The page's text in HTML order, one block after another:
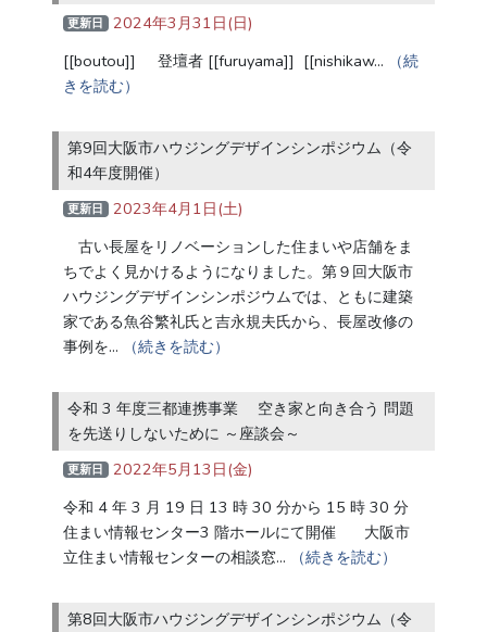
更新日
2024年3月31日(日)
[[boutou]] 登壇者 [[furuyama]] [[nishikaw…
（続
きを読む）
第9回大阪市ハウジングデザインシンポジウム（令
和4年度開催）
更新日
2023年4月1日(土)
古い長屋をリノベーションした住まいや店舗をま
ちでよく見かけるようになりました。第９回大阪市
ハウジングデザインシンポジウムでは、ともに建築
家である魚谷繁礼氏と吉永規夫氏から、長屋改修の
事例を…
（続きを読む）
令和 3 年度三都連携事業 空き家と向き合う 問題
を先送りしないために ～座談会～
更新日
2022年5月13日(金)
令和 4 年 3 月 19 日 13 時 30 分から 15 時 30 分
住まい情報センター3 階ホールにて開催 大阪市
立住まい情報センターの相談窓…
（続きを読む）
第8回大阪市ハウジングデザインシンポジウム（令